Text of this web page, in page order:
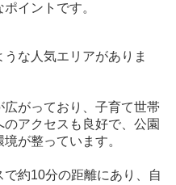
イントです。
な人気エリアがありま
がっており、子育て世帯
アクセスも良好で、公園
が整っています。
約10分の距離にあり、自